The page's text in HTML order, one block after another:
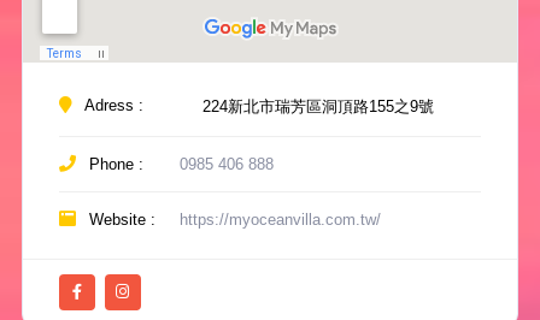
Adress : 224新北市瑞芳區洞頂路155之9號
Phone : 0985 406 888
Website : https://myoceanvilla.com.tw/